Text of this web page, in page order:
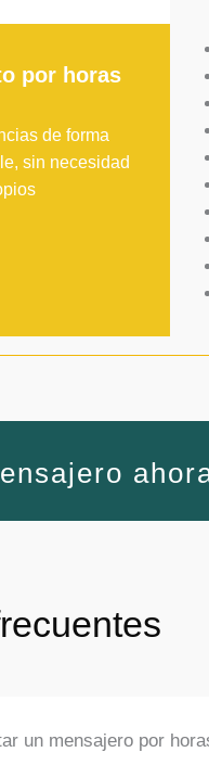
por horas
de forma
sin necesidad
un mensajero por